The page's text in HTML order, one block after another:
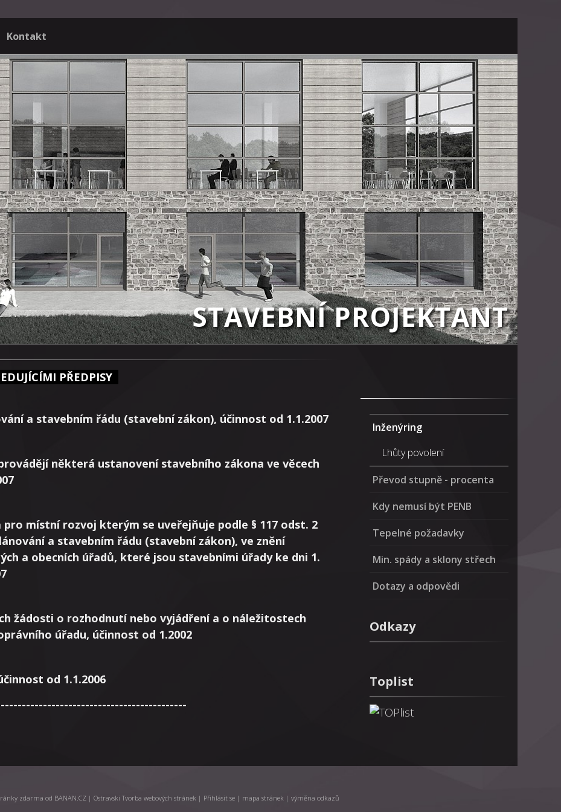
Kontakt
STAVEBNÍ PROJEKTANT
Inženýring
Lhůty povolení
Převod stupně - procenta
Kdy nemusí být PENB
Tepelné požadavky
Min. spády a sklony střech
Dotazy a odpovědi
Odkazy
Toplist
PŘEDPISY
a stavebním řádu (stavební zákon), účinnost od 1.1.2007
některá ustanovení stavebního zákona ve věcech
pro místní rozvoj kterým se uveřejňuje podle § 117 odst. 2
a stavebním řádu (stavební zákon), ve znění
a obecních úřadů, které jsou stavebními úřady ke dni 1.
žádosti o rozhodnutí nebo vyjádření a o náležitostech
úřadu, účinnost od 1.2002
od 1.1.2006
zdarma od BANAN.CZ | Ostravski Tvorba webových stránek | Přihlásit se | mapa stránek | výměna odkazů